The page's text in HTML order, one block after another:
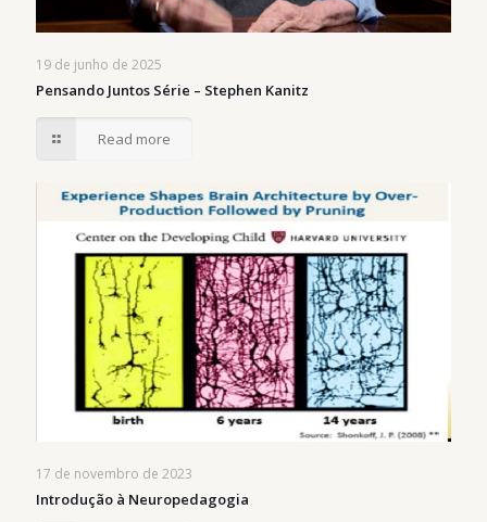
19 de junho de 2025
Pensando Juntos Série – Stephen Kanitz
Read more
17 de novembro de 2023
Introdução à Neuropedagogia